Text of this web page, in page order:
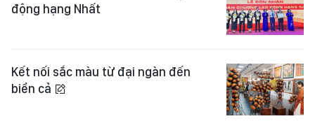
động hạng Nhất
Kết nối sắc màu từ đại ngàn đến
biển cả